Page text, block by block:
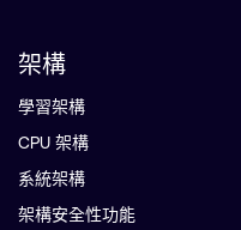
架構
學習架構
CPU 架構
系統架構
架構安全性功能